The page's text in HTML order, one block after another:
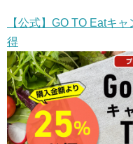
【公式】GO TO Eatキ
得